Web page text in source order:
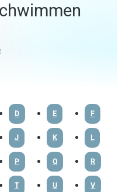
D E F
J K L
P Q R
T U V